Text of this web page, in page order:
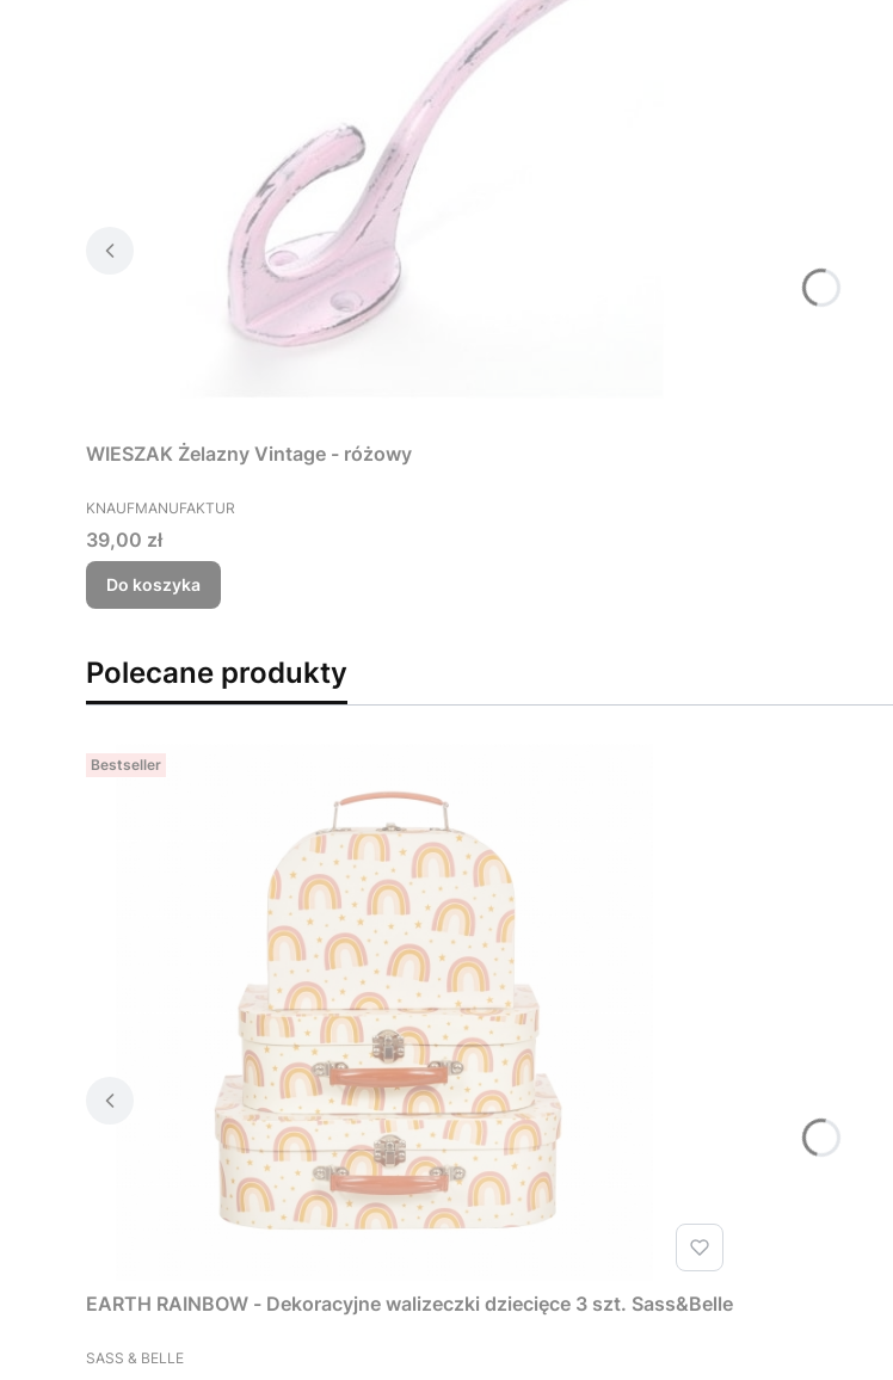
WIESZAK Żelazny Vintage - różowy
PRODUCENT
KNAUFMANUFAKTUR
Cena
39,00 zł
Do koszyka
Polecane produkty
Bestseller
EARTH RAINBOW - Dekoracyjne walizeczki dziecięce 3 szt. Sass&Belle
PRODUCENT
SASS & BELLE